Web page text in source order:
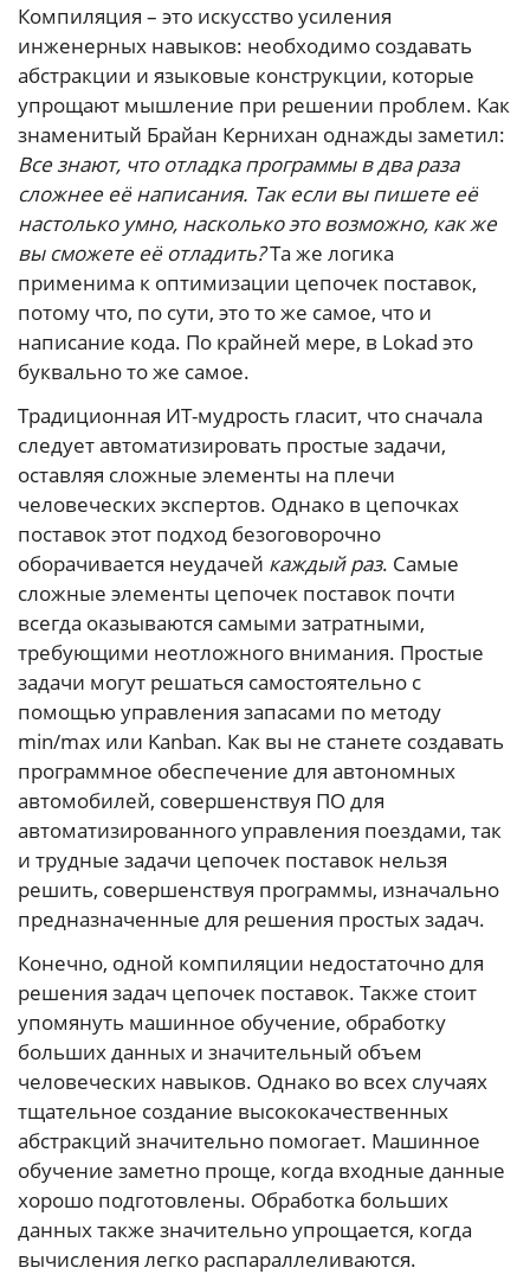
Компиляция – это искусство усиления
инженерных навыков: необходимо создавать
абстракции и языковые конструкции, которые
упрощают мышление при решении проблем. Как
знаменитый Брайан Кернихан однажды заметил:
Все знают, что отладка программы в два раза
сложнее её написания. Так если вы пишете её
настолько умно, насколько это возможно, как же
вы сможете её отладить?Та же логика
применима к оптимизации цепочек поставок,
потому что, по сути, это то же самое, что и
написание кода. По крайней мере, в Lokad это
буквально то же самое.
Традиционная ИТ-мудрость гласит, что сначала
следует автоматизировать простые задачи,
оставляя сложные элементы на плечи
человеческих экспертов. Однако в цепочках
поставок этот подход безоговорочно
оборачивается неудачей каждый раз. Самые
сложные элементы цепочек поставок почти
всегда оказываются самыми затратными,
требующими неотложного внимания. Простые
задачи могут решаться самостоятельно с
помощью управления запасами по методу
min/max или Kanban. Как вы не станете создавать
программное обеспечение для автономных
автомобилей, совершенствуя ПО для
автоматизированного управления поездами, так
и трудные задачи цепочек поставок нельзя
решить, совершенствуя программы, изначально
предназначенные для решения простых задач.
Конечно, одной компиляции недостаточно для
решения задач цепочек поставок. Также стоит
упомянуть машинное обучение, обработку
больших данных и значительный объем
человеческих навыков. Однако во всех случаях
тщательное создание высококачественных
абстракций значительно помогает. Машинное
обучение заметно проще, когда входные данные
хорошо подготовлены. Обработка больших
данных также значительно упрощается, когда
вычисления легко распараллеливаются.